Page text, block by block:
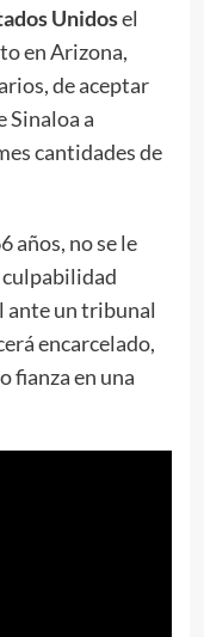
Unidosel
en Arizona,
de aceptar
Sinaloa a
cantidades de
años, no se le
ante un tribunal
encarcelado,
fianza en una